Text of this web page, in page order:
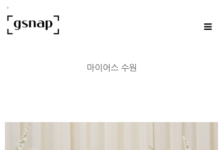
마이어스 수원